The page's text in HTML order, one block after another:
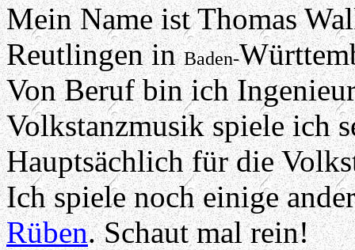
Mein Name ist Thomas
Reutlingen inBaden-
Von Beruf bin ich
Volkstanzmusik spiele ich
Hauptsächlich für die
Ich spiele noch einige
Rüben. Schaut mal rein!